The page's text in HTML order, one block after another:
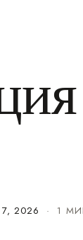
7, 2026 · 1